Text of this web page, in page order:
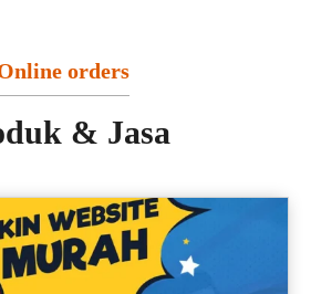
orders
& Jasa